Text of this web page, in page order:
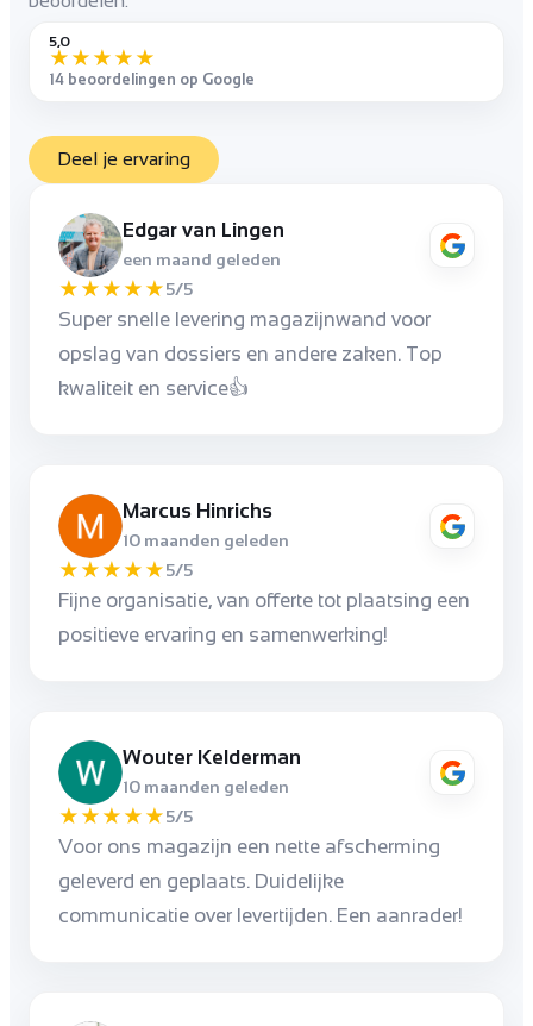
5,0
★ ★ ★ ★ ★
14 beoordelingen op Google
Deel je ervaring
Edgar van Lingen
een maand geleden
★ ★ ★ ★ ★5/5
Super snelle levering magazijnwand voor
opslag van dossiers en andere zaken. Top
kwaliteit en service👍
Marcus Hinrichs
10 maanden geleden
★ ★ ★ ★ ★5/5
Fijne organisatie, van offerte tot plaatsing een
positieve ervaring en samenwerking!
Wouter Kelderman
10 maanden geleden
★ ★ ★ ★ ★5/5
Voor ons magazijn een nette afscherming
geleverd en geplaats. Duidelijke
communicatie over levertijden. Een aanrader!